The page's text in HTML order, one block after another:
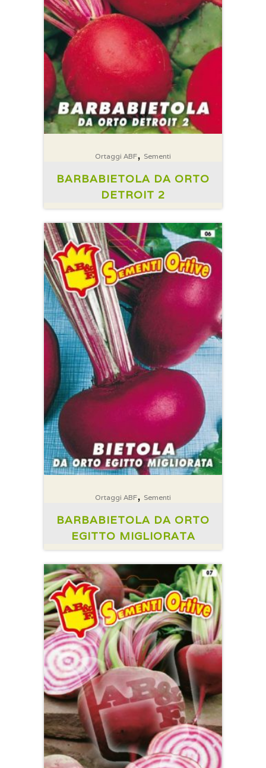
Ortaggi ABF, Sementi
BARBABIETOLA DA ORTO
DETROIT 2
Ortaggi ABF, Sementi
BARBABIETOLA DA ORTO
EGITTO MIGLIORATA